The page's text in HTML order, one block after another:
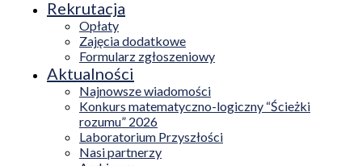
Rekrutacja
Opłaty
Zajęcia dodatkowe
Formularz zgłoszeniowy
Aktualności
Najnowsze wiadomości
Konkurs matematyczno-logiczny “Ścieżki
rozumu” 2026
Laboratorium Przyszłości
Nasi partnerzy